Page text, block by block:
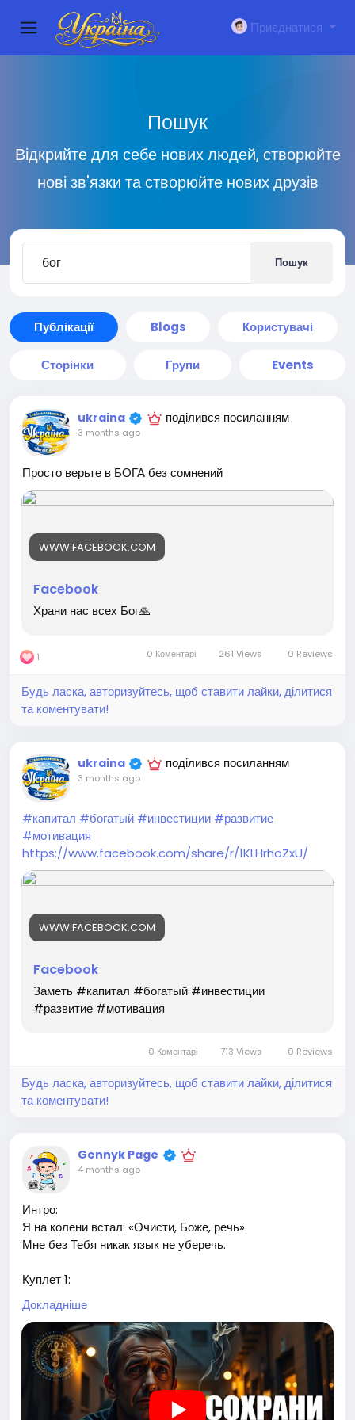
Приєднатися
Пошук
Відкрийте для себе нових людей, створюйте
нові зв'язки та створюйте нових друзів
Пошук
Публікації Blogs Користувачі
Сторінки Групи Events
ukraina поділився посиланням
3 months ago
Просто верьте в БОГА без сомнений
WWW.FACEBOOK.COM
Facebook
Храни нас всех Бог🙏
1 0 Коментарі 261 Views 0 Reviews
Будь ласка, авторизуйтесь, щоб ставити лайки, ділитися
та коментувати!
ukraina поділився посиланням
3 months ago
#капитал #богатый #инвестиции #развитие
#мотивация
https://www.facebook.com/share/r/1KLHrhoZxU/
WWW.FACEBOOK.COM
Facebook
Заметь #капитал #богатый #инвестиции
#развитие #мотивация
0 Коментарі 713 Views 0 Reviews
Будь ласка, авторизуйтесь, щоб ставити лайки, ділитися
та коментувати!
Gennyk Page
4 months ago
Интро:
Я на колени встал: «Очисти, Боже, речь».
Мне без Тебя никак язык не уберечь.
Куплет 1:
Я был мастак на слово, на резкий приговор,
И чью-то слабость обращал в насмешливый позор.
За столом подзадоривал, подливал в огонь масла,
И думал: «Это шутки», — а в сердце всё погасло.
Я мог одним намёком украсть чужой покой,
И оправдать себя легко: «Да что вы, я же свой».
Но после разговоров, когда затихнет двор,
Докладніше